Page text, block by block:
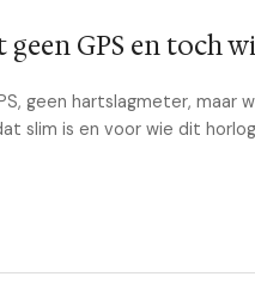
GPS en toch
geen hartslagmeter, maar
slim is en voor wie dit